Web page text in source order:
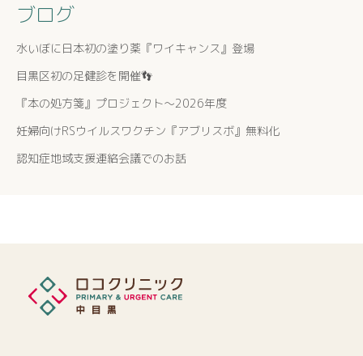
ブログ
水いぼに日本初の塗り薬『ワイキャンス』登場
目黒区初の足健診を開催👣
『本の処方箋』プロジェクト〜2026年度
妊婦向けRSウイルスワクチン『アブリスボ』無料化
認知症地域支援連絡会議でのお話